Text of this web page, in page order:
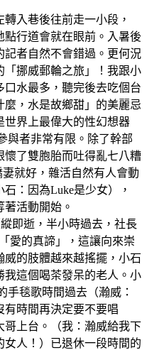
入巷後往前走一小段，
點行道會就在眼前。入暑後
記者自然不會錯過。更何況
挪威郵輪之旅」！我跟小
水最多，聽完後去吃個台
，水是故鄉甜」的美麗忌
世界上最偉大的性幻想器
與者非常有限。除了幹部
了雙胞胎而吐得亂七八糟
就好，雜活自然有人會動
：因為Luke是少女），
活動開始。
即逝，半小時過去，社長
愛的真諦」，這讓向來崇
威的肢體越來越搖擺，小石
我這個喝茶發呆的老人。小
手毯歌時間過去（瀚威：
有時間再決定要不要唱
上台。（我：瀚威給我下
人！）已退休一段時間的